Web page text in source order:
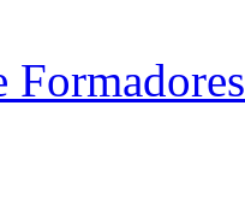
Formadores